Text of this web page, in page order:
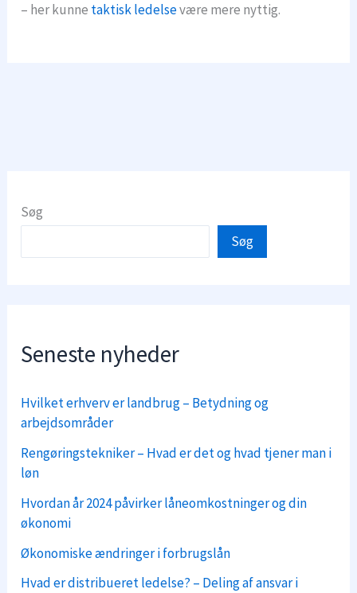
– her kunne taktisk ledelsevære mere nyttig.
Søg
Søg
Seneste nyheder
Hvilket erhverv er landbrug – Betydning og
arbejdsområder
Rengøringstekniker – Hvad er det og hvad tjener man i
løn
Hvordan år 2024 påvirker låneomkostninger og din
økonomi
Økonomiske ændringer i forbrugslån
Hvad er distribueret ledelse? – Deling af ansvar i